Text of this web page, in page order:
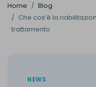
Home
Blog
Che cos’è la
trattamento
NEWS